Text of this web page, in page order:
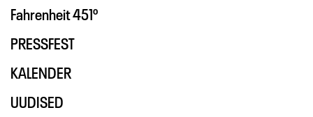
Fahrenheit 451º
PRESSFEST
KALENDER
UUDISED